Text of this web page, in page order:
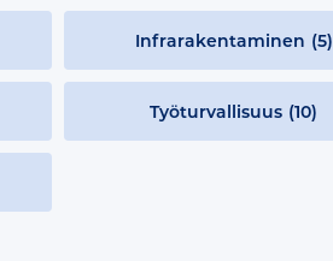
Infrarakentaminen (5)
Työturvallisuus (10)